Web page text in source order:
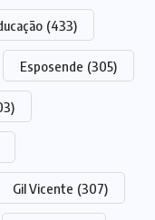
(433)
Esposende (305)
Gil Vicente (307)